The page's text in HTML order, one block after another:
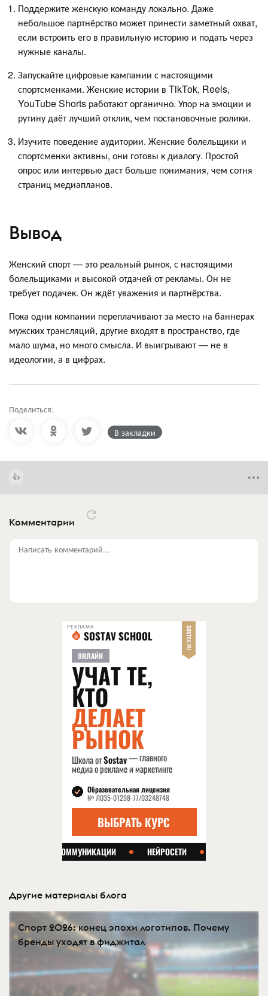
Поддержите женскую команду локально. Даже
небольшое партнёрство может принести заметный охват,
если встроить его в правильную историю и подать через
нужные каналы.
Запускайте цифровые кампании с настоящими
спортсменками. Женские истории в TikTok, Reels,
YouTube Shorts работают органично. Упор на эмоции и
рутину даёт лучший отклик, чем постановочные ролики.
Изучите поведение аудитории. Женские болельщики и
спортсменки активны, они готовы к диалогу. Простой
опрос или интервью даст больше понимания, чем сотня
страниц медиапланов.
Вывод
Женский спорт — это реальный рынок, с настоящими
болельщиками и высокой отдачей от рекламы. Он не
требует подачек. Он ждёт уважения и партнёрства.
Пока одни компании переплачивают за место на баннерах
мужских трансляций, другие входят в пространство, где
мало шума, но много смысла. И выигрывают — не в
идеологии, а в цифрах.
Поделиться:
В закладки
Комментарии
Написать комментарий...
РЕКЛАМА
Другие материалы блога
Спорт 2026: конец эпохи логотипов. Почему
бренды уходят в фиджитал